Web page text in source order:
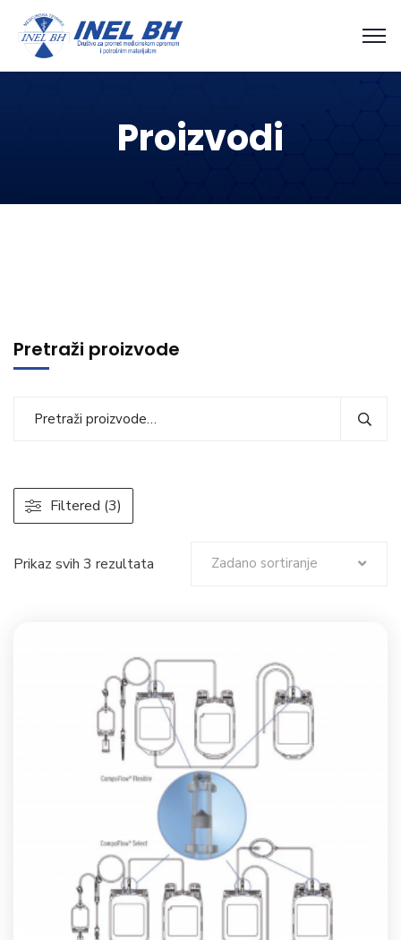
Proizvodi
Prikaz svih 3 rezultata Zadano sortiranje
Pretraži proizvode
Filtered (3)